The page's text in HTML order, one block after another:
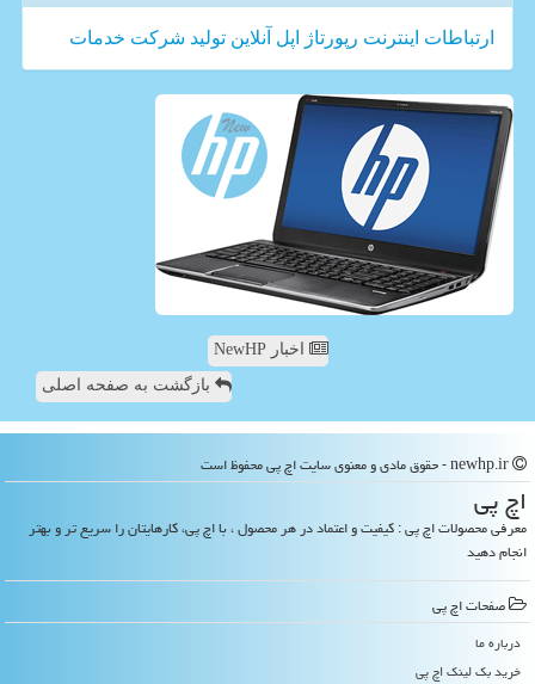
ارتباطات اینترنت رپورتاژ اپل آنلاین تولید شركت خدمات
اخبار NewHP
بازگشت به صفحه اصلی
اچ پی
معرفی محصولات اچ پی : کیفیت و اعتماد در هر محصول ، با اچ پی، کارهایتان را سریع تر و بهتر
انجام دهید
صفحات اچ پی
درباره ما
خرید بک لینک اچ پی